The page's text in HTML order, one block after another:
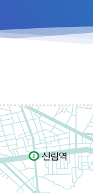
Profile &
Journal